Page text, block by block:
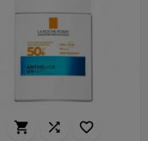
  